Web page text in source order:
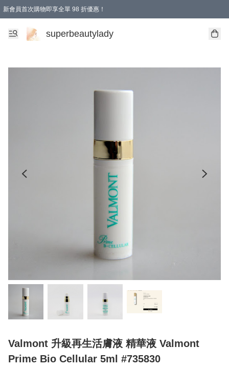
新會員首次購物即享全單 98 折優惠！
會員折扣優惠
superbeautylady
Valmont 升級再生活膚液 精華液 Valmont
Prime Bio Cellular 5ml #735830